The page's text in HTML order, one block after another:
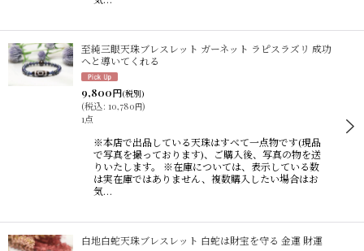
至純三眼天珠ブレスレット ガーネット ラピスラズリ 成功
へと導いてくれる
9,800円(税別)
(税込: 10,780円)
1点
※本店で出品している天珠はすべて一点物です(現品
で写真を撮っております)、ご購入後、写真の物を送
りいたします。 ※在庫については、表示している数
は実在庫ではありません、複数購入したい場合はお
気…
白地白蛇天珠ブレスレット 白蛇は財宝を守る 金運 財運